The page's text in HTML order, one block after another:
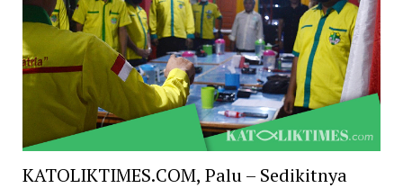
KATOLIKTIMES.COM, Palu – Sedikitnya